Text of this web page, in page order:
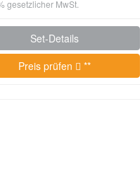
gesetzlicher MwSt.
Set-Details
Preis prüfen
**